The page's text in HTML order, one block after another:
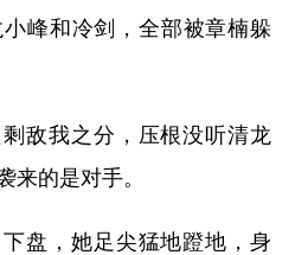
峰和冷剑，全部被章楠躲
敌我之分，压根没听清龙
来的是对手。
盘，她足尖猛地蹬地，身